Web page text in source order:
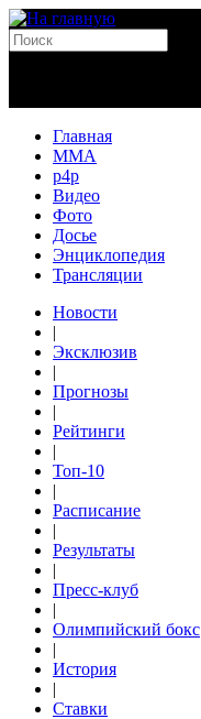
Главная
MMA
p4p
Видео
Фото
Досье
Энциклопедия
Трансляции
Новости
|
Эксклюзив
|
Прогнозы
|
Рейтинги
|
Топ-10
|
Расписание
|
Результаты
|
Пресс-клуб
|
Олимпийский бокс
|
История
|
Ставки